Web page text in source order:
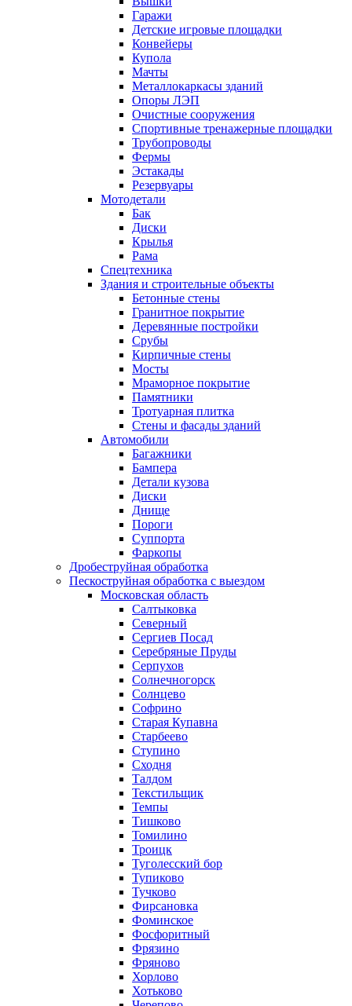
Гаражи
Детские игровые площадки
Конвейеры
Купола
Мачты
Металлокаркасы зданий
Опоры ЛЭП
Очистные сооружения
Спортивные тренажерные площадки
Трубопроводы
Фермы
Эстакады
Резервуары
Мотодетали
Бак
Диски
Крылья
Рама
Спецтехника
Здания и строительные объекты
Бетонные стены
Гранитное покрытие
Деревянные постройки
Срубы
Кирпичные стены
Мосты
Мраморное покрытие
Памятники
Тротуарная плитка
Стены и фасады зданий
Автомобили
Багажники
Бампера
Детали кузова
Диски
Днище
Пороги
Суппорта
Фаркопы
Дробеструйная обработка
Пескоструйная обработка с выездом
Московская область
Салтыковка
Северный
Сергиев Посад
Серебряные Пруды
Серпухов
Солнечногорск
Солнцево
Софрино
Старая Купавна
Старбеево
Ступино
Сходня
Талдом
Текстильщик
Темпы
Тишково
Томилино
Троицк
Туголесский бор
Тупиково
Тучково
Фирсановка
Фоминское
Фосфоритный
Фрязино
Фряново
Хорлово
Хотьково